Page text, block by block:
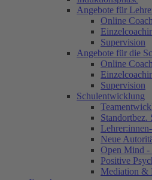
Angebote für
Online
Supervision
Angebote für die
Online
Supervision
Schulentwicklung
Standortbez.
Neue
Open Mind -
Positive
Mediation &